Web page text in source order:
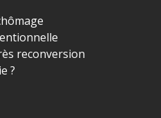
reconversion
?